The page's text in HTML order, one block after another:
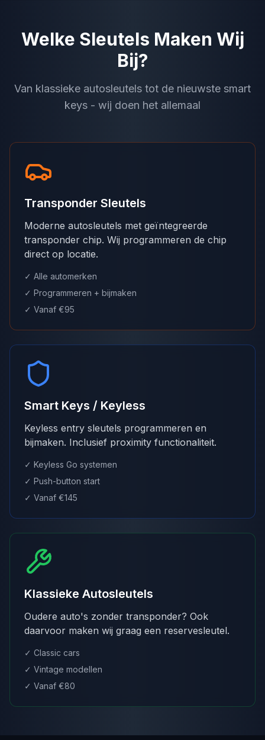
Welke Sleutels Maken Wij
Bij?
Van klassieke autosleutels tot de nieuwste smart
keys - wij doen het allemaal
Transponder Sleutels
Moderne autosleutels met geïntegreerde
transponder chip. Wij programmeren de chip
direct op locatie.
✓ Alle automerken
✓ Programmeren + bijmaken
✓ Vanaf €95
Smart Keys / Keyless
Keyless entry sleutels programmeren en
bijmaken. Inclusief proximity functionaliteit.
✓ Keyless Go systemen
✓ Push-button start
✓ Vanaf €145
Klassieke Autosleutels
Oudere auto's zonder transponder? Ook
daarvoor maken wij graag een reservesleutel.
✓ Classic cars
✓ Vintage modellen
✓ Vanaf €80